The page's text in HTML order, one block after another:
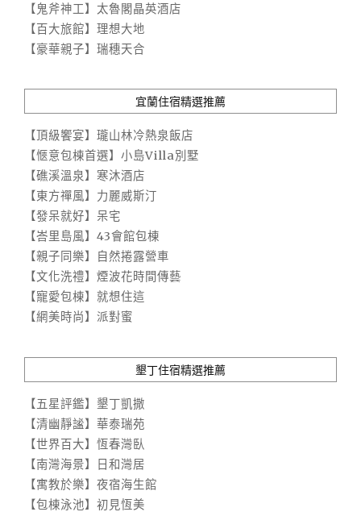
【鬼斧神工】太魯閣晶英酒店
【百大旅館】理想大地
【豪華親子】瑞穗天合
宜蘭住宿精選推薦
【頂級饗宴】瓏山林冷熱泉飯店
【愜意包棟首選】小島Villa別墅
【礁溪溫泉】寒沐酒店
【東方禪風】力麗威斯汀
【發呆就好】呆宅
【峇里島風】43會館包棟
【親子同樂】自然捲露營車
【文化洗禮】煙波花時間傳藝
【寵愛包棟】就想住這
【網美時尚】派對蜜
墾丁住宿精選推薦
【五星評鑑】墾丁凱撒
【清幽靜謐】華泰瑞苑
【世界百大】恆春灣臥
【南灣海景】日和灣居
【寓教於樂】夜宿海生館
【包棟泳池】初見恆美